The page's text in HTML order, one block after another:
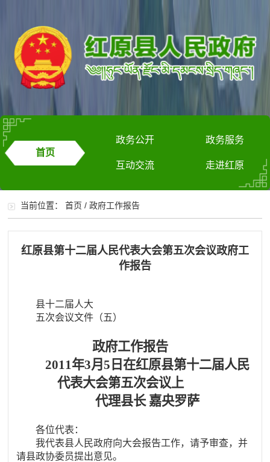
首页
政务公开 政务服务
互动交流 走进红原
当前位置：首页 /政府工作报告
红原县第十二届人民代表大会第五次会议政府工
作报告
县十二届人大
五次会议文件（五）
政府工作报告
2011年3月5日在红原县第十二届人民
代表大会第五次会议上
代理县长 嘉央罗萨
各位代表：
我代表县人民政府向大会报告工作，请予审查，并
请县政协委员提出意见。